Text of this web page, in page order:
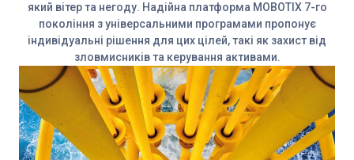
який вітер та негоду. Надійна платформа MOBOTIX 7-го
покоління з універсальними програмами пропонує
індивідуальні рішення для цих цілей, такі як захист від
зловмисників та керування активами.